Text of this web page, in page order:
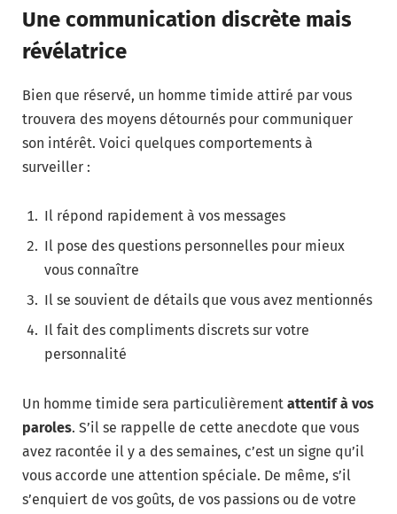
Une communication discrète mais
révélatrice
Bien que réservé, un homme timide attiré par vous
trouvera des moyens détournés pour communiquer
son intérêt. Voici quelques comportements à
surveiller :
Il répond rapidement à vos messages
Il pose des questions personnelles pour mieux
vous connaître
Il se souvient de détails que vous avez mentionnés
Il fait des compliments discrets sur votre
personnalité
Un homme timide sera particulièrement attentif à vos
paroles. S’il se rappelle de cette anecdote que vous
avez racontée il y a des semaines, c’est un signe qu’il
vous accorde une attention spéciale. De même, s’il
s’enquiert de vos goûts, de vos passions ou de votre